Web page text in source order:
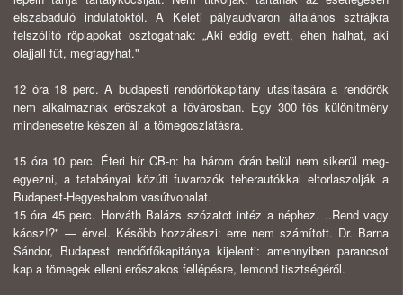
elszabaduló indulatoktól. A Keleti pályaudvaron általános sztrájkra
felszólító röplapokat osztogatnak: „Aki eddig evett, éhen halhat, aki
olajjall fűt, megfagyhat."
12 óra 18 perc. A budapesti rendőrfőkapitány utasítására a rendőrök
nem alkalmaznak erőszakot a fővárosban. Egy 300 fős különítmény
mindenesetre ké­szen áll a tömegoszlatásra.
15 óra 10 perc. Éteri hír CB-n: ha három órán belül nem sikerül meg­
egyezni, a tatabányai közúti fuvarozók teherautókkal eltorlaszolják a
Budapest-Hegyeshalom vasútvonalat.
15 óra 45 perc. Horváth Balázs szózatot intéz a néphez. ..Rend vagy
ká­osz!?" — érvel. Később hozzáteszi: erre nem számított. Dr. Barna
Sándor, Buda­pest rendőrfőkapitánya kijelenti: amennyiben parancsot
kap a tömegek elleni erőszakos fellépésre, lemond tisztségéről.